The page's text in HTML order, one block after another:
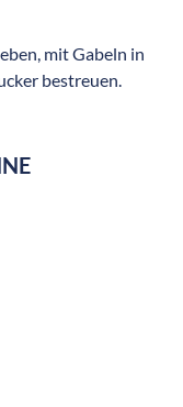
mit Gabeln in
bestreuen.